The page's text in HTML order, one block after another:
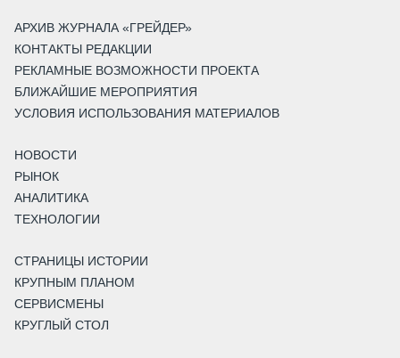
АРХИВ ЖУРНАЛА «ГРЕЙДЕР»
КОНТАКТЫ РЕДАКЦИИ
РЕКЛАМНЫЕ ВОЗМОЖНОСТИ ПРОЕКТА
БЛИЖАЙШИЕ МЕРОПРИЯТИЯ
УСЛОВИЯ ИСПОЛЬЗОВАНИЯ МАТЕРИАЛОВ
НОВОСТИ
РЫНОК
АНАЛИТИКА
ТЕХНОЛОГИИ
СТРАНИЦЫ ИСТОРИИ
КРУПНЫМ ПЛАНОМ
СЕРВИСМЕНЫ
КРУГЛЫЙ СТОЛ